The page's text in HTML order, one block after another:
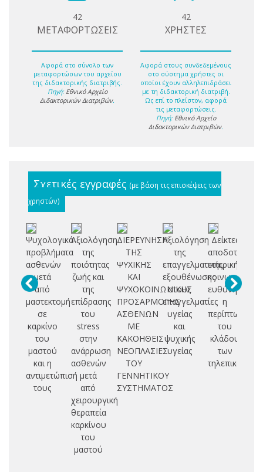
42
ΜΕΤΑΦΟΡΤΩΣΕΙΣ
Αφορά στο σύνολο των
μεταφορτώσων του αρχείου
της διδακτορικής διατριβής.
Πηγή: Εθνικό Αρχείο
Διδακτορικών Διατριβών.
42
ΧΡΗΣΤΕΣ
Αφορά στους συνδεδεμένους
στο σύστημα χρήστες οι
οποίοι έχουν αλληλεπιδράσει
με τη διδακτορική διατριβή.
Ως επί το πλείστον, αφορά
τις μεταφορτώσεις.
Πηγή: Εθνικό Αρχείο
Διδακτορικών Διατριβών.
Σχετικές εγγραφές (με βάση τις επισκέψεις των
χρηστών)
Ψυχολογικά
προβλήματα
ασθενών
μετά
από
μαστεκτομή
σε
καρκίνο
του
μαστού
και η
αντιμετώπισή
τους
Αξιολόγηση
της
ποιότητας
ζωής και
της
επίδρασης
του
stress
στην
ανάρρωση
ασθενών
μετά
από
χειρουργική
θεραπεία
καρκίνου
του
μαστού
ΔΙΕΡΕΥΝΗΣΗ
ΤΗΣ
ΨΥΧΙΚΗΣ
ΚΑΙ
ΨΥΧΟΚΟΙΝΩΝΙΚΗΣ
ΠΡΟΣΑΡΜΟΓΗΣ
ΑΣΘΕΝΩΝ
ΜΕ
ΚΑΚΟΗΘΕΙΣ
ΝΕΟΠΛΑΣΙΕΣ
ΤΟΥ
ΓΕΝΝΗΤΙΚΟΥ
ΣΥΣΤΗΜΑΤΟΣ
Αξιολόγηση
της
επαγγελματικής
εξουθένωσης
στους
επαγγελματίες
υγείας
και
ψυχικής
υγείας
Δείκτες
εταιρικής
κοινωνικής
ευθύνης:
η
περίπτωση
του
κλάδου
των